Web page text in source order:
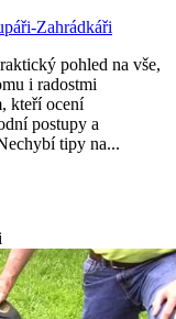
Zahrádkáři
pohled na vše,
i radostmi
kteří ocení
postupy a
tipy na...